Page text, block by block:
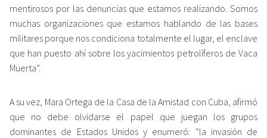
mentirosos por las denuncias que estamos realizando. Somos
muchas organizaciones que estamos hablando de las bases
militares porque nos condiciona totalmente el lugar, el enclave
que han puesto ahí sobre los yacimientos petrolíferos de Vaca
Muerta”.
A su vez, Mara Ortega de la Casa de la Amistad con Cuba, afirmó
que no debe olvidarse el papel que juegan los grupos
dominantes de Estados Unidos y enumeró: “la invasión de